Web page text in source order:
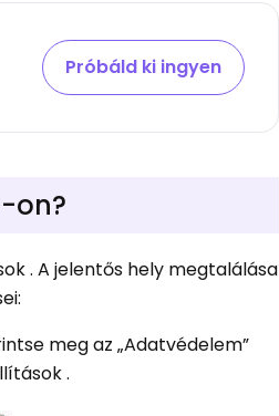
Próbáld ki ingyen
on?
. A jelentős hely megtalálása
meg az „Adatvédelem”
.